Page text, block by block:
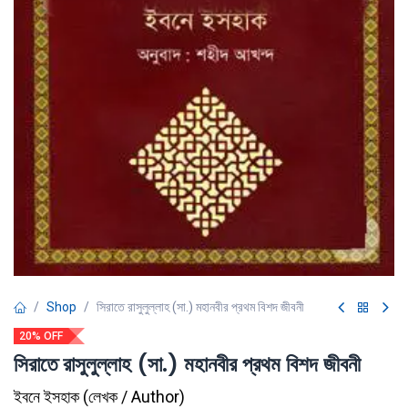
Shop সিরাতে রাসুলুল্লাহ (সা.) মহানবীর প্রথম বিশদ জীবনী
20% OFF
সিরাতে রাসুলুল্লাহ (সা.) মহানবীর প্রথম বিশদ জীবনী
ইবনে ইসহাক(লেখক / Author)